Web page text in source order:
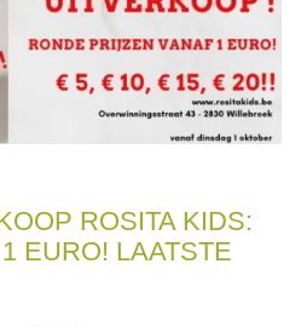
ROSITA KIDS:
EURO! LAATSTE